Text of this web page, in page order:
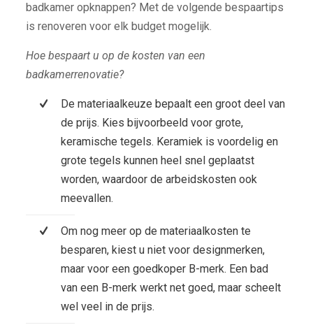
badkamer opknappen? Met de volgende bespaartips
is renoveren voor elk budget mogelijk.
Hoe bespaart u op de kosten van een
badkamerrenovatie?
De materiaalkeuze bepaalt een groot deel van
de prijs. Kies bijvoorbeeld voor grote,
keramische tegels. Keramiek is voordelig en
grote tegels kunnen heel snel geplaatst
worden, waardoor de arbeidskosten ook
meevallen.
Om nog meer op de materiaalkosten te
besparen, kiest u niet voor designmerken,
maar voor een goedkoper B-merk. Een bad
van een B-merk werkt net goed, maar scheelt
wel veel in de prijs.